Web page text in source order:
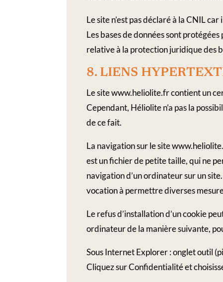
Le site n’est pas déclaré à la CNIL
Les bases de données sont
relative à la protection juridique des
8.​ LIENS​
Le site www.heliolite.fr contient un
Cependant, Héliolite n’a pas la
de ce fait.
La navigation sur le site
est un fichier de petite taille, qui ne
navigation d’un ordinateur sur un
vocation à permettre diverses
Le refus d’installation d’un cookie
ordinateur de la manière suivante,
Sous Internet Explorer : onglet outil
Cliquez sur Confidentialité et